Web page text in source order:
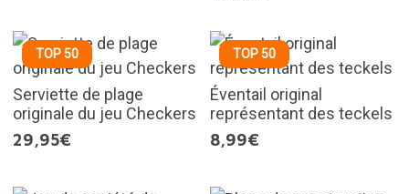
TOP 50
Serviette de plage
originale du jeu Checkers
29,95€
TOP 50
Éventail original
représentant des teckels
8,99€